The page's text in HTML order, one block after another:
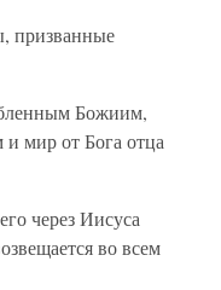
призванные
Божиим,
мир от Бога отца
через Иисуса
во всем